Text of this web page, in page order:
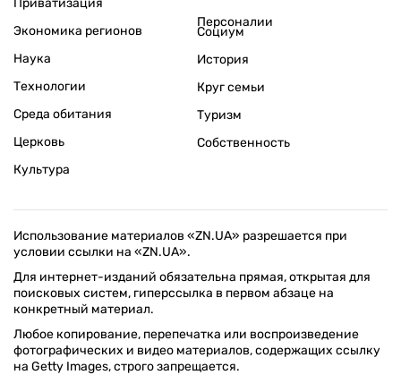
Экономика регионов
Персоналии
Наука
Технологии
Среда обитания
Церковь
Культура
Социум
История
Круг семьи
Туризм
Собственность
Использование материалов «ZN.UA» разрешается при
условии ссылки на «ZN.UA».
Для интернет-изданий обязательна прямая, открытая для
поисковых систем, гиперссылка в первом абзаце на
конкретный материал.
Любое копирование, перепечатка или воспроизведение
фотографических и видео материалов, содержащих ссылку
на Getty Images, строго запрещается.